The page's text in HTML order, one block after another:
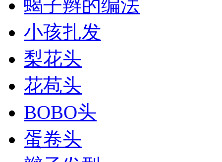
蝎子辫的编法
小孩扎发
梨花头
花苞头
BOBO头
蛋卷头